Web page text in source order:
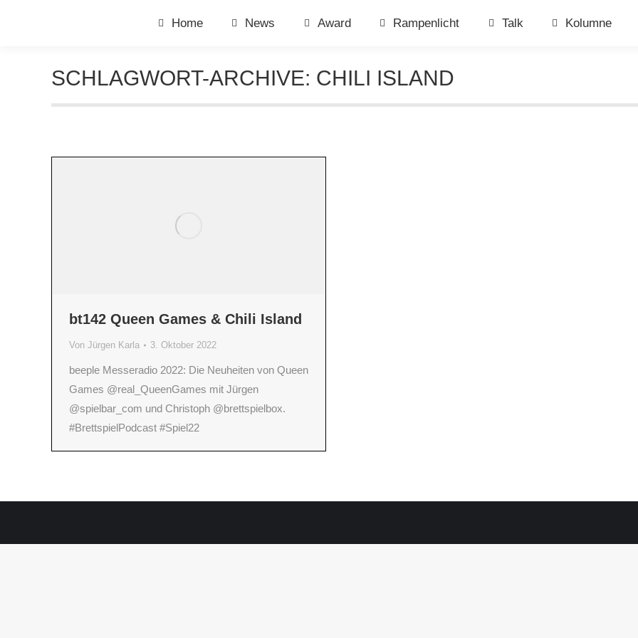
Home News Award Rampenlicht Talk Kolumne
SCHLAGWORT-ARCHIVE: CHILI ISLAND
bt142 Queen Games & Chili Island
Von Jürgen Karla 3. Oktober 2022
beeple Messeradio 2022: Die Neuheiten von Queen
Games @real_QueenGames mit Jürgen
@spielbar_com und Christoph @brettspielbox.
#BrettspielPodcast #Spiel22